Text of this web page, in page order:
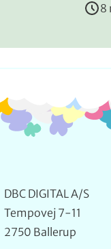
8
Info og
DBC DIGITAL A/S
Tempovej 7-11
2750 Ballerup